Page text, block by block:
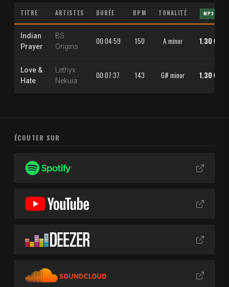
TITRE ARTISTES DURÉE BPM TONALITÉ MP3
Indian
Prayer
BS
Origins
00:04:59 150 A minor 1.30 €
Love &
Hate
Lethyx
Nekuia
00:07:37 143 G# minor 1.30 €
ÉCOUTER SUR